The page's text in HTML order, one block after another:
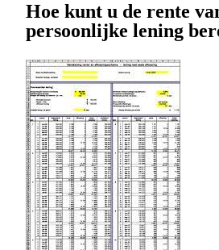
Hoe kunt u de rente
persoonlijke lening